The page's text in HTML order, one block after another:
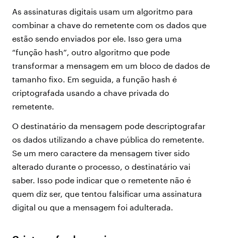
As assinaturas digitais usam um algoritmo para
combinar a chave do remetente com os dados que
estão sendo enviados por ele. Isso gera uma
“função hash”, outro algoritmo que pode
transformar a mensagem em um bloco de dados de
tamanho fixo. Em seguida, a função hash é
criptografada usando a chave privada do
remetente.
O destinatário da mensagem pode descriptografar
os dados utilizando a chave pública do remetente.
Se um mero caractere da mensagem tiver sido
alterado durante o processo, o destinatário vai
saber. Isso pode indicar que o remetente não é
quem diz ser, que tentou falsificar uma assinatura
digital ou que a mensagem foi adulterada.